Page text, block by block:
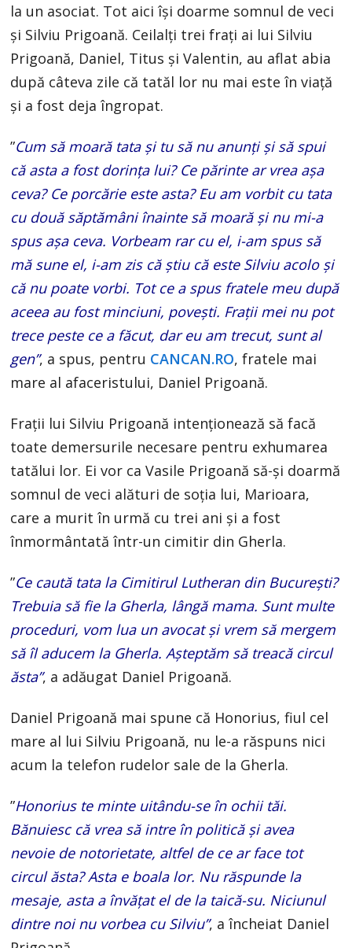
la un asociat. Tot aici își doarme somnul de veci
și Silviu Prigoană. Ceilalți trei frați ai lui Silviu
Prigoană, Daniel, Titus și Valentin, au aflat abia
după câteva zile că tatăl lor nu mai este în viață
și a fost deja îngropat.
”Cum să moară tata și tu să nu anunți și să spui
că asta a fost dorința lui? Ce părinte ar vrea așa
ceva? Ce porcărie este asta? Eu am vorbit cu tata
cu două săptămâni înainte să moară și nu mi-a
spus așa ceva. Vorbeam rar cu el, i-am spus să
mă sune el, i-am zis că știu că este Silviu acolo și
că nu poate vorbi. Tot ce a spus fratele meu după
aceea au fost minciuni, povești. Frații mei nu pot
trece peste ce a făcut, dar eu am trecut, sunt al
gen”, a spus, pentru CANCAN.RO, fratele mai
mare al afaceristului, Daniel Prigoană.
Frații lui Silviu Prigoană intenționează să facă
toate demersurile necesare pentru exhumarea
tatălui lor. Ei vor ca Vasile Prigoană să-și doarmă
somnul de veci alături de soția lui, Marioara,
care a murit în urmă cu trei ani și a fost
înmormântată într-un cimitir din Gherla.
”Ce caută tata la Cimitirul Lutheran din București?
Trebuia să fie la Gherla, lângă mama. Sunt multe
proceduri, vom lua un avocat și vrem să mergem
să îl aducem la Gherla. Așteptăm să treacă circul
ăsta”, a adăugat Daniel Prigoană.
Daniel Prigoană mai spune că Honorius, fiul cel
mare al lui Silviu Prigoană, nu le-a răspuns nici
acum la telefon rudelor sale de la Gherla.
”Honorius te minte uitându-se în ochii tăi.
Bănuiesc că vrea să intre în politică și avea
nevoie de notorietate, altfel de ce ar face tot
circul ăsta? Asta e boala lor. Nu răspunde la
mesaje, asta a învățat el de la taică-su. Niciunul
dintre noi nu vorbea cu Silviu”, a încheiat Daniel